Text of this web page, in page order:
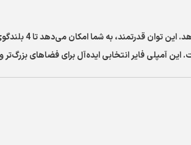
را ارائه
آمپلی فایر انتخابی ایده‌آل برای فضاهای